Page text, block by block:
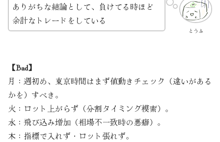
とうふ
ありがちな結論として、負けてる時ほど
余計なトレードをしている
【Bad】
月：週初め、東京時間はまず値動きチェック（違いがある
かを）すべき。
火：ロット上がらず（分割タイミング模索）。
水：飛び込み増加（相場不一致時の悪癖）。
木：指標で入れず・ロット張れず。